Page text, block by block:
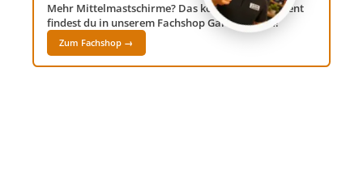
Mehr Mittelmastschirme? Das komplette Sortiment
findest du in unserem Fachshop Gartenwelt24!
Zum Fachshop →